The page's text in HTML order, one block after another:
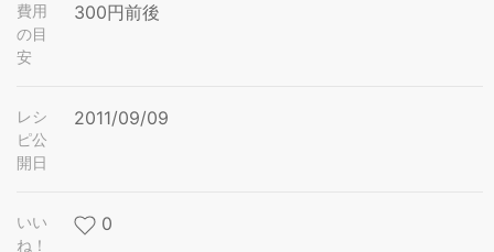
費用
の目
安
300円前後
レシ
ピ公
開日
2011/09/09
いい
ね！
0